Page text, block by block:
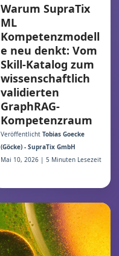
Warum SupraTix
ML
Kompetenzmodell
e neu denkt: Vom
Skill-Katalog zum
wissenschaftlich
validierten
GraphRAG-
Kompetenzraum
Veröffentlicht Tobias Goecke
(Göcke) - SupraTix GmbH
Mai 10, 2026 | 5 Minuten Lesezeit